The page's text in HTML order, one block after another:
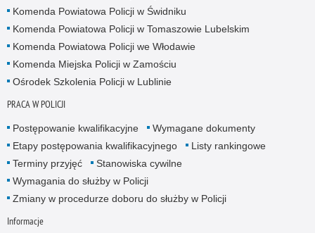
Komenda Powiatowa Policji w Świdniku
Komenda Powiatowa Policji w Tomaszowie Lubelskim
Komenda Powiatowa Policji we Włodawie
Komenda Miejska Policji w Zamościu
Ośrodek Szkolenia Policji w Lublinie
PRACA W POLICJI
Postępowanie kwalifikacyjne
Wymagane dokumenty
Etapy postępowania kwalifikacyjnego
Listy rankingowe
Terminy przyjęć
Stanowiska cywilne
Wymagania do służby w Policji
Zmiany w procedurze doboru do służby w Policji
Informacje